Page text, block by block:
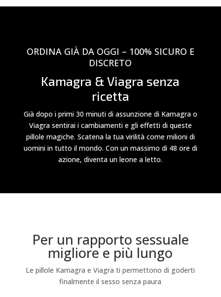
ORDINA GIÀ DA OGGI – 100% SICURO E
DISCRETO
Kamagra & Viagra senza
ricetta
Già dopo i primi 30 minuti di assunzione di Kamagra o
Viagra sentirai i cambiamenti e gli effetti di queste
pillole magiche. Scatena la tua virilità come milioni di
uomini in tutto il mondo. Con un massimo di 48 ore di
azione, diventa un leone a letto.
Per un rapporto sessuale
migliore e più lungo
Le pillole Kamagra e Viagra ti permettono di goderti
finalmente il sesso senza paura